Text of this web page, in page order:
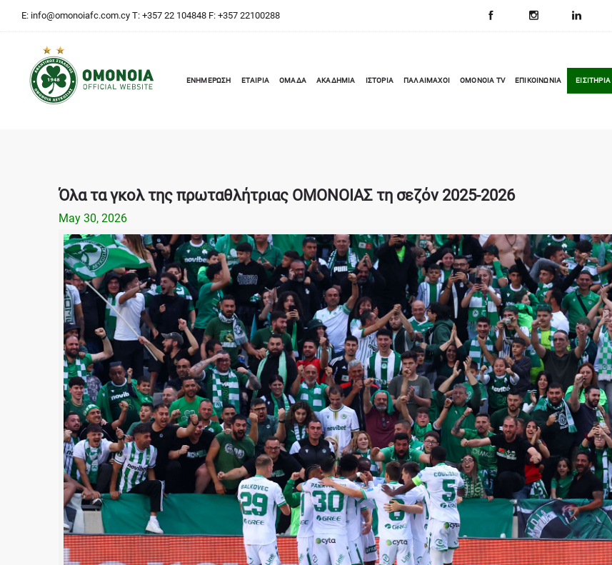
E: info@omonoiafc.com.cy T: +357 22 104848 F: +357 22100288
ΕΝΗΜΕΡΩΣΗ ΕΤΑΙΡΙΑ ΟΜΑΔΑ ΑΚΑΔΗΜΙΑ ΙΣΤΟΡΙΑ ΠΑΛΑΙΜΑΧΟΙ OMONOIA TV ΕΠΙΚΟΙΝΩΝΙΑ ΕΙΣΙΤΗΡΙΑ
Όλα τα γκολ της πρωταθλήτριας ΟΜΟΝΟΙΑΣ τη σεζόν 2025-2026
May 30, 2026